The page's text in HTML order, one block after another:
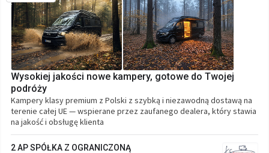
Wysokiej jakości nowe kampery, gotowe do Twojej
podróży
Kampery klasy premium z Polski z szybką i niezawodną dostawą na
terenie całej UE — wspierane przez zaufanego dealera, który stawia
na jakość i obsługę klienta
2 AP SPÓŁKA Z OGRANICZONĄ